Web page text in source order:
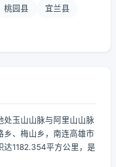
桃园县 宜兰县
处玉山山脉与阿里山山脉
乡、梅山乡，南连高雄市
达1182.354平方公里，是